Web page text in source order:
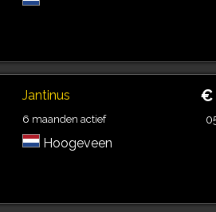
Jantinus
6 maanden actief
Hoogeveen
€